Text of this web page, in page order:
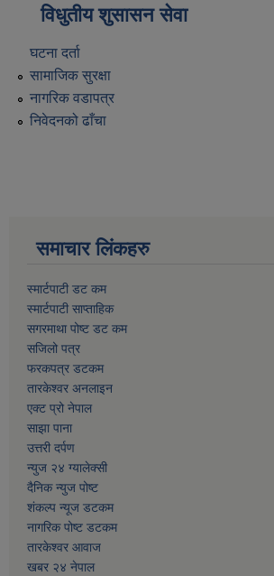
विधुतीय शुसासन सेवा
घटना दर्ता
सामाजिक सुरक्षा
नागरिक वडापत्र
निवेदनको ढाँचा
समाचार लिंकहरु
स्मार्टपाटी डट कम
स्मार्टपाटी साप्ताहिक
सगरमाथा पोष्ट डट कम
सजिलो पत्र
फरकपत्र डटकम
तारकेश्वर अनलाइन
एक्ट प्रो नेपाल
साझा पाना
उत्तरी दर्पण
न्युज २४ ग्यालेक्सी
दैनिक न्युज पोष्ट
शंकल्प न्यूज डटकम
नागरिक पोष्ट डटकम
तारकेश्वर आवाज
खबर २४ नेपाल